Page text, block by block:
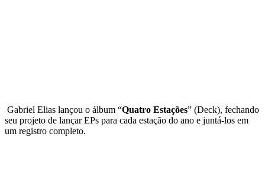
Gabriel Elias lançou o álbum “Quatro Estações” (Deck), fechando
seu projeto de lançar EPs para cada estação do ano e juntá-los em
um registro completo.